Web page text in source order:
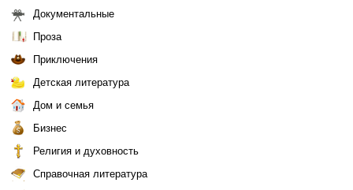
Документальные
Проза
Приключения
Детская литература
Дом и семья
Бизнес
Религия и духовность
Справочная литература